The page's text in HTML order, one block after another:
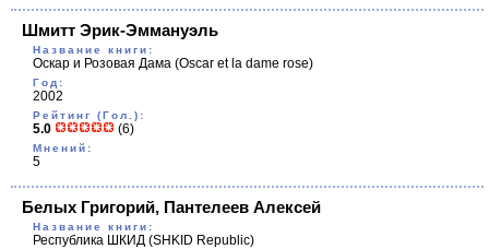
Шмитт Эрик-Эммануэль
Название книги:
Оскар и Розовая Дама (Oscar et la dame rose)
Год:
2002
Рейтинг (Гол.):
5.0 (6)
Мнений:
5
Белых Григорий, Пантелеев Алексей
Название книги:
Республика ШКИД (SHKID Republic)